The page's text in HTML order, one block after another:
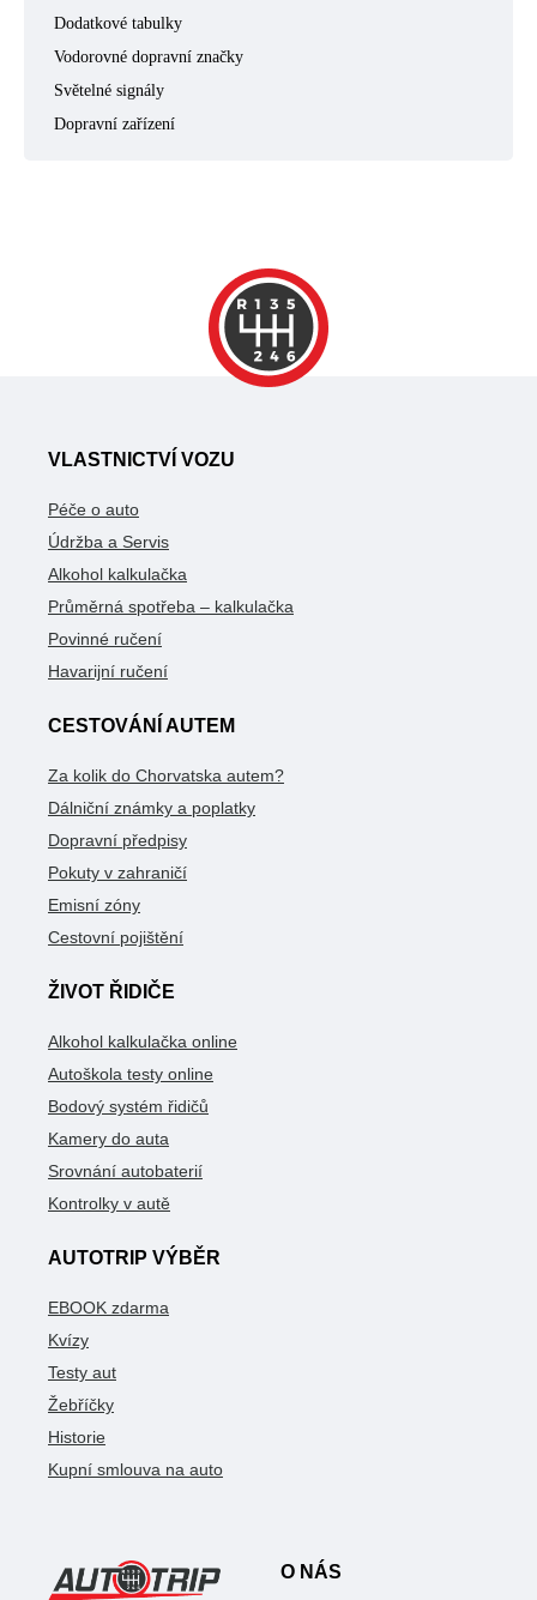
Dodatkové tabulky
Vodorovné dopravní značky
Světelné signály
Dopravní zařízení
VLASTNICTVÍ VOZU
Péče o auto
Údržba a Servis
Alkohol kalkulačka
Průměrná spotřeba – kalkulačka
Povinné ručení
Havarijní ručení
CESTOVÁNÍ AUTEM
Za kolik do Chorvatska autem?
Dálniční známky a poplatky
Dopravní předpisy
Pokuty v zahraničí
Emisní zóny
Cestovní pojištění
ŽIVOT ŘIDIČE
Alkohol kalkulačka online
Autoškola testy online
Bodový systém řidičů
Kamery do auta
Srovnání autobaterií
Kontrolky v autě
AUTOTRIP VÝBĚR
EBOOK zdarma
Kvízy
Testy aut
Žebříčky
Historie
Kupní smlouva na auto
O NÁS